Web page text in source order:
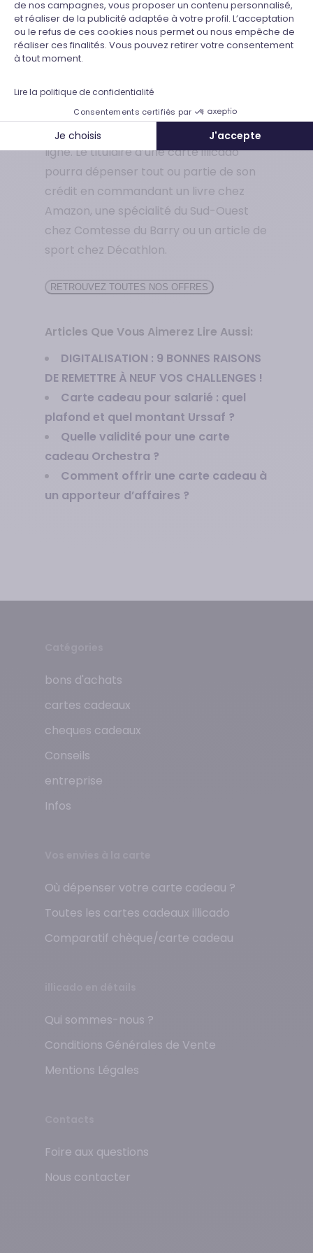
de nos campagnes, vous proposer un contenu personnalisé,
et réaliser de la publicité adaptée à votre profil. L’acceptation
ou le refus de ces cookies nous permet ou nous empêche de
réaliser ces finalités. Vous pouvez retirer votre consentement
à tout moment.
Lire la politique de confidentialité
Consentements certifiés par
Je choisis J'accepte
Axeptio consent
rendre pour effectuer l’entretien de son
auto avant un départ en vacances.
L’enseigne propose également une
d’équipements pour la voiture.
Il est également possible d’acheter en
ligne. Le titulaire d’une carte illicado
pourra dépenser tout ou partie de son
crédit en commandant un livre chez
Amazon, une spécialité du Sud-Ouest
chez Comtesse du Barry ou un article de
sport chez Décathlon.
RETROUVEZ TOUTES NOS OFFRES
Articles Que Vous Aimerez Lire Aussi:
DIGITALISATION : 9 BONNES RAISONS
DE REMETTRE À NEUF VOS CHALLENGES !
Carte cadeau pour salarié : quel
plafond et quel montant Urssaf ?
Quelle validité pour une carte
cadeau Orchestra ?
Comment offrir une carte cadeau à
un apporteur d’affaires ?
bons d'achats
cartes cadeaux
cheques cadeaux
Conseils
entreprise
Infos
Où dépenser votre carte cadeau ?
Toutes les cartes cadeaux illicado
Comparatif chèque/carte cadeau
Qui sommes-nous ?
Conditions Générales de Vente
Mentions Légales
Foire aux questions
Nous contacter